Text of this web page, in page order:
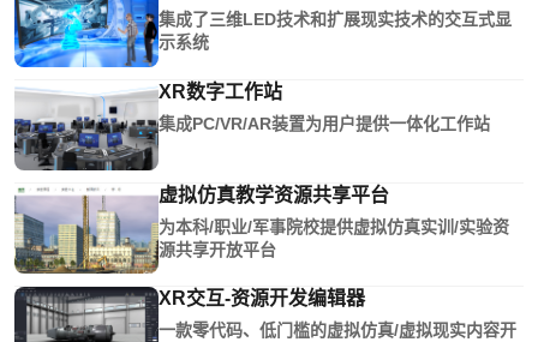
集成了三维LED技术和扩展现实技术的交互式显
示系统
XR数字工作站
集成PC/VR/AR装置为用户提供一体化工作站
虚拟仿真教学资源共享平台
为本科/职业/军事院校提供虚拟仿真实训/实验资
源共享开放平台
XR交互-资源开发编辑器
一款零代码、低门槛的虚拟仿真/虚拟现实内容开